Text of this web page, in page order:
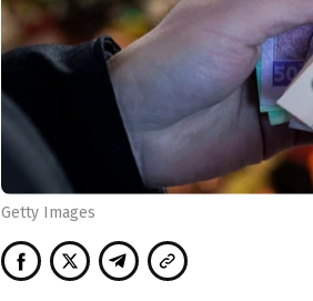
Getty Images